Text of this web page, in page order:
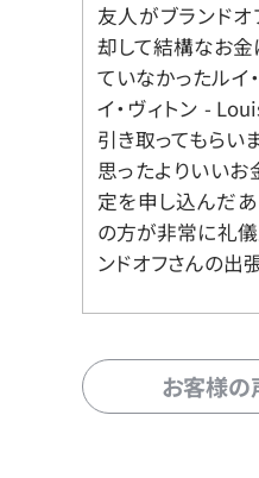
友人がブランド
却して結構なお金
ていなかったルイ
イ・ヴィトン -
引き取ってもらい
思ったよりいいお
定を申し込んだ
の方が非常に礼儀
ンドオフさんの出
お客様